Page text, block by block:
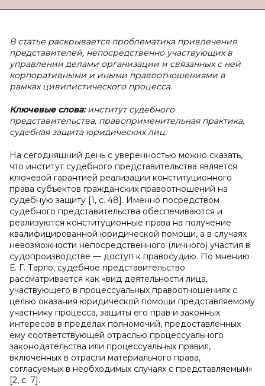
В статье раскрывается проблематика привлечения
представителей, непосредственно участвующих в
управлении делами организации и связанных с ней
корпоративными и иными правоотношениями в
рамках цивилистического процесса.
Ключевые слова:институт судебного
представительства, правоприменительная практика,
судебная защита юридических лиц.
На сегодняшний день с уверенностью можно сказать,
что институт судебного представительства является
ключевой гарантией реализации конституционного
права субъектов гражданских правоотношений на
судебную защиту [1, с. 48]. Именно посредством
судебного представительства обеспечиваются и
реализуются конституционные права на получение
квалифицированной юридической помощи, а в случаях
невозможности непосредственного (личного) участия в
судопроизводстве — доступ к правосудию. По мнению
Е. Г. Тарло, судебное представительство
рассматривается как «вид деятельности лица,
участвующего в процессуальных правоотношениях с
целью оказания юридической помощи представляемому
участнику процесса, защиты его прав и законных
интересов в пределах полномочий, предоставленных
ему соответствующей отраслью процессуального
законодательства или процессуальных правил,
включенных в отрасли материального права,
согласуемых в необходимых случаях с представляемым»
[2, с. 7].